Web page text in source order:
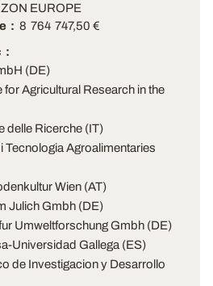
EUROPE
8 764 747,50 €
(DE)
for Agricultural Research in the
delle Ricerche (IT)
Tecnologia Agroalimentaries
Wien (AT)
Julich Gmbh (DE)
Umweltforschung Gmbh (DE)
Universidad Gallega (ES)
de Investigacion y Desarrollo